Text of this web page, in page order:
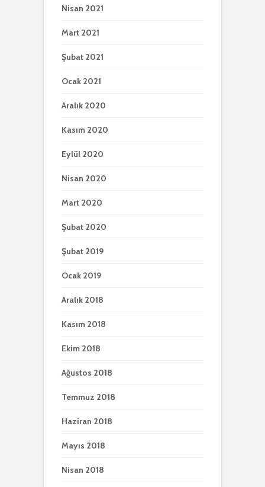
Nisan 2021
Mart 2021
Şubat 2021
Ocak 2021
Aralık 2020
Kasım 2020
Eylül 2020
Nisan 2020
Mart 2020
Şubat 2020
Şubat 2019
Ocak 2019
Aralık 2018
Kasım 2018
Ekim 2018
Ağustos 2018
Temmuz 2018
Haziran 2018
Mayıs 2018
Nisan 2018